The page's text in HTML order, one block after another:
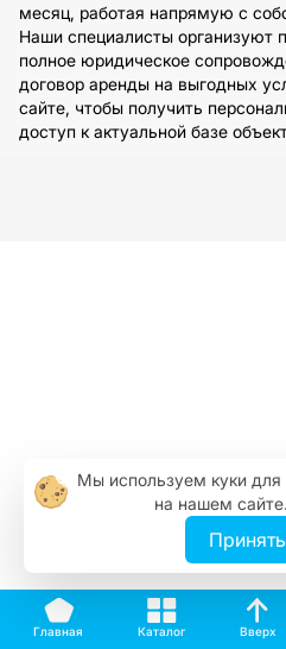
месяц, работая напрямую с
Наши специалисты организуют
полное юридическое
договор аренды на выгодных
сайте, чтобы получить
доступ к актуальной базе
Главная Каталог Вверх
Мы используем куки
на нашем сайте.